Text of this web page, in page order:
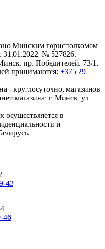
Минским горисполкомом
31.01.2022, № 527826.
пр. Победителей, 73/1,
принимаются: +375 29
- круглосуточно, магазинов
магазина: г. Минск, ул.
осуществляется в
и
43
46